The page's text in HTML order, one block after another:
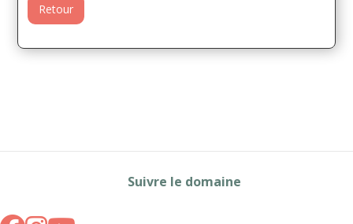
Retour
Suivre le domaine